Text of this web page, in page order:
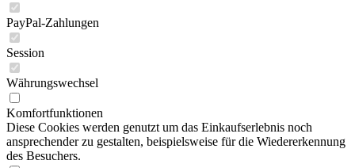
PayPal-Zahlungen
Session
Währungswechsel
Komfortfunktionen
Diese Cookies werden genutzt um das Einkaufserlebnis noch
ansprechender zu gestalten, beispielsweise für die Wiedererkennung
des Besuchers.